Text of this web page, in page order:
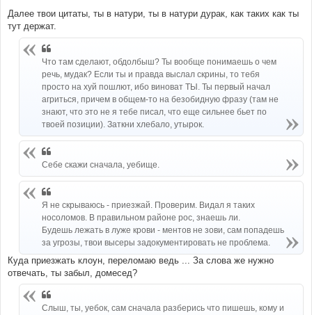
Далее твои цитаты, ты в натури, ты в натури дурак, как таких как ты
тут держат.
Что там сделают, обдолбыш? Ты вообще понимаешь о чем
речь, мудак? Если ты и правда выслал скрины, то тебя
просто на хуй пошлют, ибо виноват ТЫ. Ты первый начал
агриться, причем в общем-то на безобидную фразу (там не
знают, что это не я тебе писал, что еще сильнее бьет по
твоей позиции). Заткни хлебало, утырок.
Себе скажи сначала, уебище.
Я не скрываюсь - приезжай. Проверим. Видал я таких
носоломов. В правильном районе рос, знаешь ли.
Будешь лежать в луже крови - ментов не зови, сам попадешь
за угрозы, твои высеры задокументировать не проблема.
Куда приезжать клоун, переломаю ведь ... За слова же нужно
отвечать, ты забыл, домесед?
Слыш, ты, уебок, сам сначала разберись что пишешь, кому и